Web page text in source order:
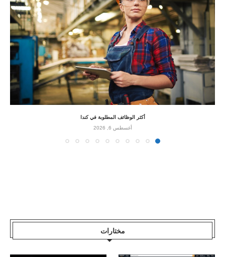
أكثر الوظائف المطلوبة في كندا
أغسطس 6, 2026
مختارات